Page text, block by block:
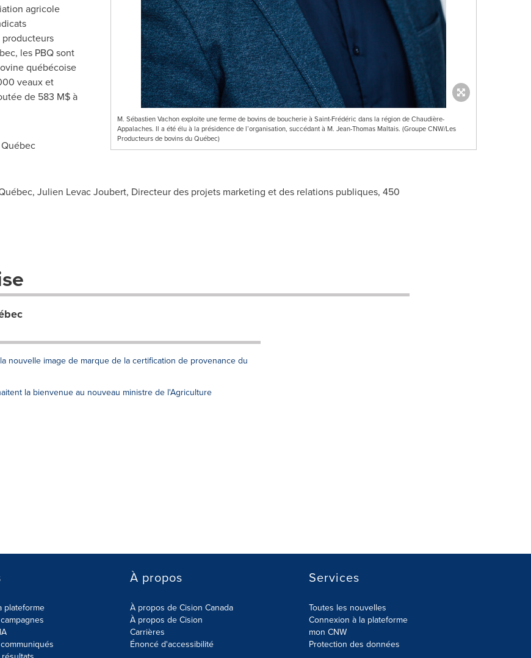
M. Sébastien Vachon exploite une ferme de bovins de boucherie à Saint-Frédéric dans la région de Chaudière-
Appalaches. Il a été élu à la présidence de l’organisation, succédant à M. Jean-Thomas Maltais. (Groupe CNW/Les
Producteurs de bovins du Québec)
agricole
les PBQ sont
québécoise
veaux et
de 583 M$ à
Julien Levac Joubert, Directeur des projets marketing et des relations publiques, 450
nouvelle image de marque de la certification de provenance du
la bienvenue au nouveau ministre de l'Agriculture
plateforme
À propos
À propos de Cision Canada
À propos de Cision
Carrières
Énoncé d'accessibilité
Services
Toutes les nouvelles
Connexion à la plateforme
mon CNW
Protection des données